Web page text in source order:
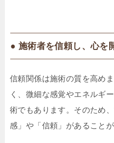
● 施術者を信頼し、心を
信頼関係は施術の質を高め
く、微細な感覚やエネルギ
術でもあります。そのため
感」や「信頼」があること